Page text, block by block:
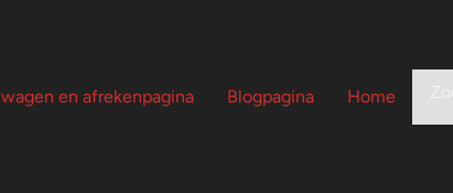
en afrekenpagina Blogpagina Home